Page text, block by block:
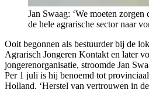
Jan Swaag: ‘We moeten zorgen
de hele agrarische sector naar
Ooit begonnen als bestuurder bij de
Agrarisch Jongeren Kontakt en later
jongerenorganisatie, stroomde Jan
Per 1 juli is hij benoemd tot
Holland. ‘Herstel van vertrouwen in de